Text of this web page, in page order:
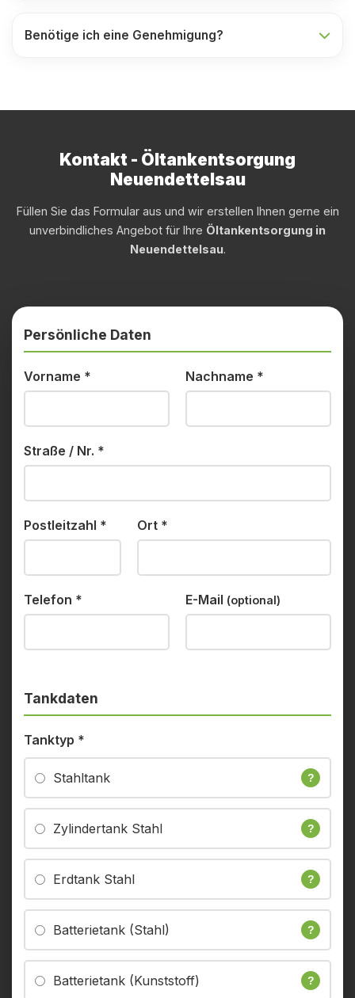
Benötige ich eine Genehmigung?
Kontakt - Öltankentsorgung
Neuendettelsau
Füllen Sie das Formular aus und wir erstellen Ihnen gerne ein
unverbindliches Angebot für Ihre Öltankentsorgung in
Neuendettelsau.
Persönliche Daten
Vorname * Nachname *
Straße / Nr. *
Postleitzahl * Ort *
Telefon * E-Mail (optional)
Tankdaten
Tanktyp *
Stahltank ?
Zylindertank Stahl ?
Erdtank Stahl ?
Batterietank (Stahl) ?
Batterietank (Kunststoff) ?